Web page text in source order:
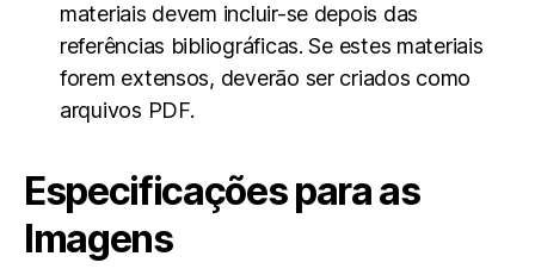
materiais devem incluir-se depois das
referências bibliográficas. Se estes materiais
forem extensos, deverão ser criados como
arquivos PDF.
Especificações para as
Imagens